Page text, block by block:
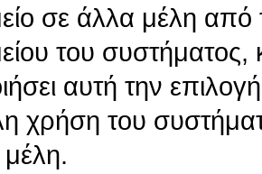
σε άλλα μέλη
του συστήματος,
αυτή την
χρήση του